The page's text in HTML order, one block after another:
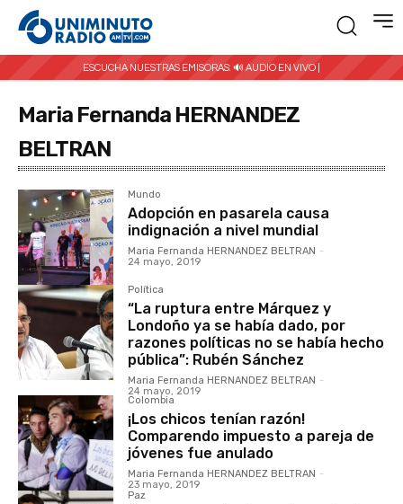
ESCUCHA NUESTRAS EMISORAS: 🔊 AUDIO EN VIVO |
Maria Fernanda HERNANDEZ
BELTRAN
Mundo
Adopción en pasarela causa
indignación a nivel mundial
Maria Fernanda HERNANDEZ BELTRAN -
24 mayo, 2019
Política
“La ruptura entre Márquez y
Londoño ya se había dado, por
razones políticas no se había hecho
pública”: Rubén Sánchez
Maria Fernanda HERNANDEZ BELTRAN -
24 mayo, 2019
Colombia
¡Los chicos tenían razón!
Comparendo impuesto a pareja de
jóvenes fue anulado
Maria Fernanda HERNANDEZ BELTRAN -
23 mayo, 2019
Paz